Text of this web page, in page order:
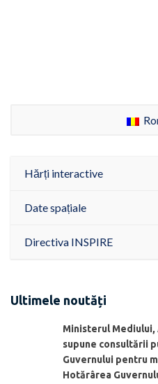
Hărți interactive
Date spațiale
Directiva INSPIRE
Ultimele noutăți
Ministerul Mediului,
supune consultării
Guvernului pentru
Hotărârea